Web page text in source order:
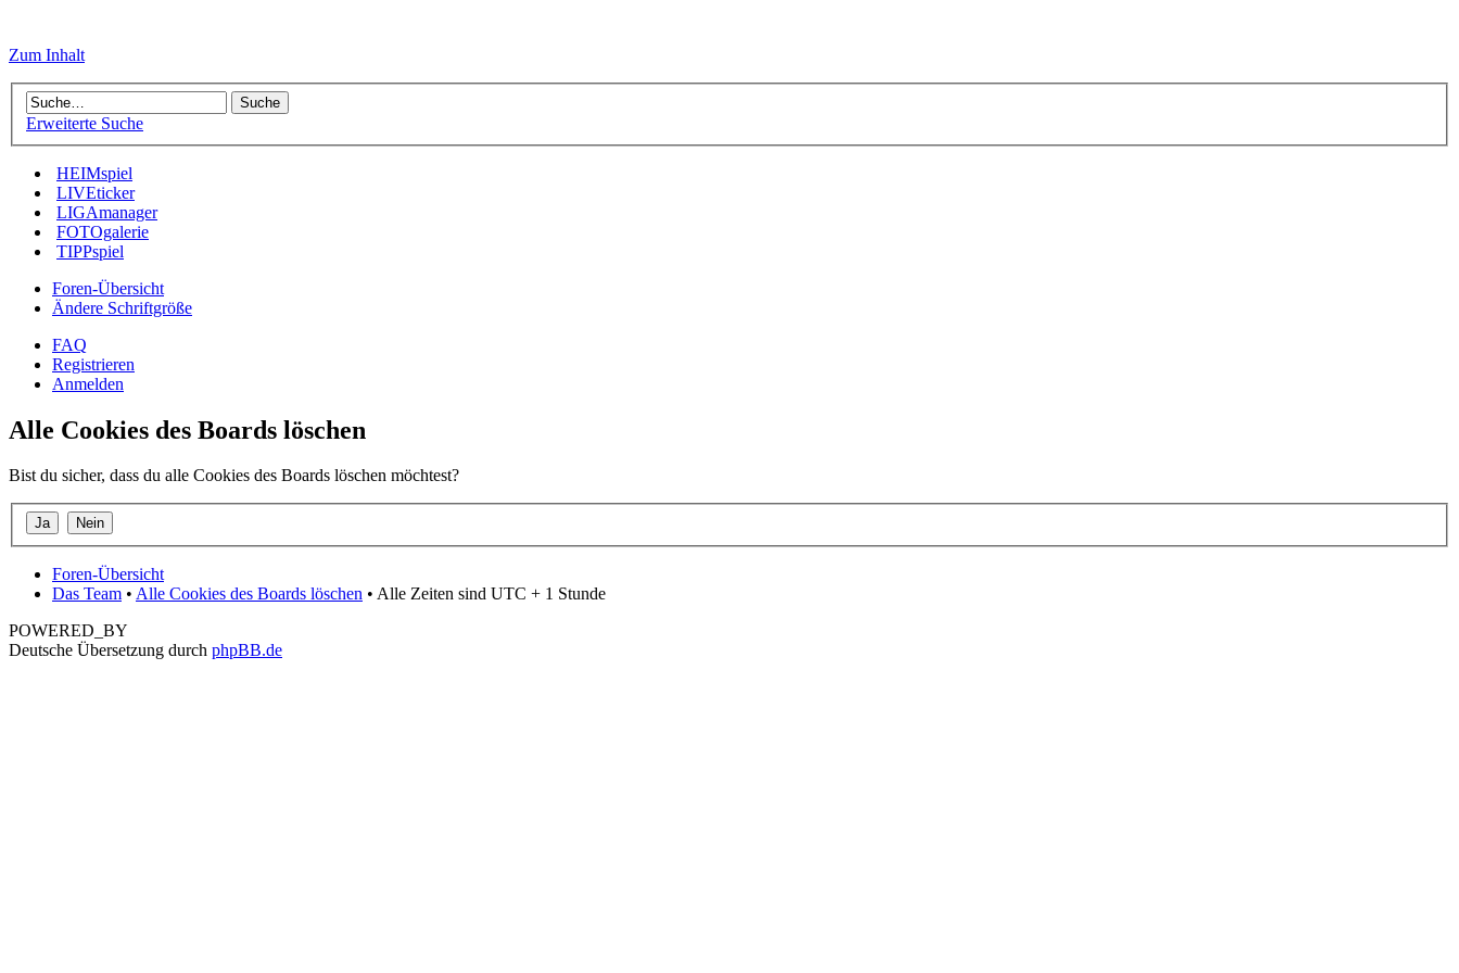
Zum Inhalt
Erweiterte Suche
HEIMspiel
LIVEticker
LIGAmanager
FOTOgalerie
TIPPspiel
Foren-Übersicht
Ändere Schriftgröße
FAQ
Registrieren
Anmelden
Alle Cookies des Boards löschen
Bist du sicher, dass du alle Cookies des Boards löschen möchtest?
Foren-Übersicht
Das Team • Alle Cookies des Boards löschen • Alle Zeiten sind UTC + 1 Stunde
POWERED_BY
Deutsche Übersetzung durch phpBB.de